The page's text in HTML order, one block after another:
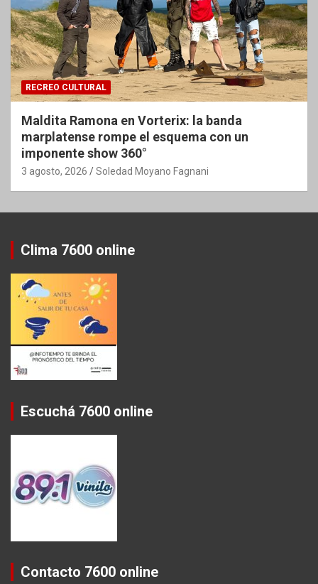
RECREO CULTURAL
Maldita Ramona en Vorterix: la banda
marplatense rompe el esquema con un
imponente show 360°
3 agosto, 2026 Soledad Moyano Fagnani
Clima 7600 online
Escuchá 7600 online
Contacto 7600 online